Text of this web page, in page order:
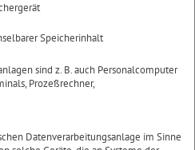
Speicherinhalt
sind z. B. auch Personalcomputer
Prozeßrechner,
Datenverarbeitungsanlage im Sinne